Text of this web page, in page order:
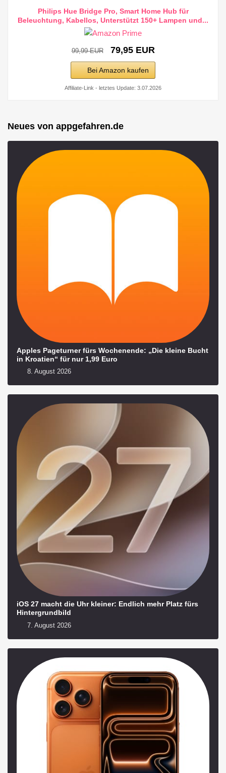
Philips Hue Bridge Pro, Smart Home Hub für
Beleuchtung, Kabellos, Unterstützt 150+ Lampen und...
99,99 EUR 79,95 EUR
Bei Amazon kaufen
Affiliate-Link - letztes Update: 3.07.2026
Neues von appgefahren.de
Apples Pageturner fürs Wochenende: „Die kleine Bucht
in Kroatien“ für nur 1,99 Euro
8. August 2026
iOS 27 macht die Uhr kleiner: Endlich mehr Platz fürs
Hintergrundbild
7. August 2026